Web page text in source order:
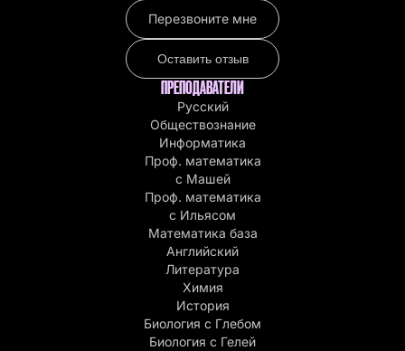
Перезвоните мне
Оставить отзыв
ПРЕПОДАВАТЕЛИ
Русский
Обществознание
Информатика
Проф. математика
с Машей
Проф. математика
c Ильясом
Математика база
Английский
Литература
Химия
История
Биология с Глебом
Биология с Гелей